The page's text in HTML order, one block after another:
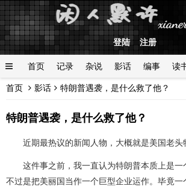
登陆 注册
首页 记录 杂说 影话 编事 读
登陆
首页 影话 特朗普遇袭，是什么救了他？
特朗普遇袭，是什么救了他？
近期最热议的新闻人物，大概就是美国老头
这件事之前，我一直认为特朗普本质上是
不过是把美丽国当作一个巨型企业运作。毕竟